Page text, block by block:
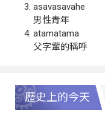
asavasavahe
男性青年
atamatama
父字輩的稱呼
歷史上的今天